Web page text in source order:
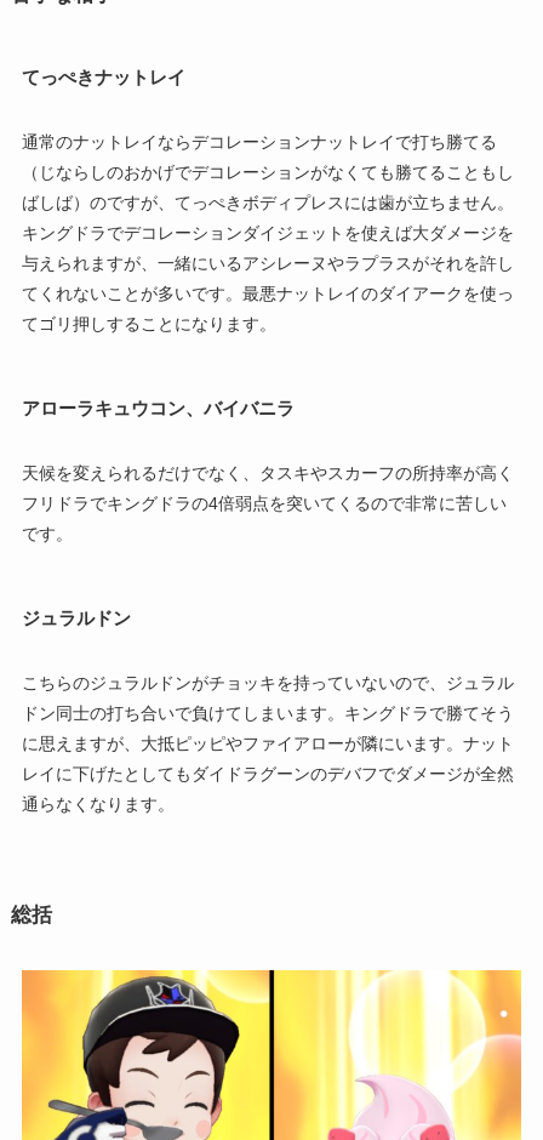
てっぺきナットレイ
通常のナットレイならデコレーションナットレイで打ち勝てる
（じならしのおかげでデコレーションがなくても勝てることもし
ばしば）のですが、てっぺきボディプレスには歯が立ちません。
キングドラでデコレーションダイジェットを使えば大ダメージを
与えられますが、一緒にいるアシレーヌやラプラスがそれを許し
てくれないことが多いです。最悪ナットレイのダイアークを使っ
てゴリ押しすることになります。
アローラキュウコン、バイバニラ
天候を変えられるだけでなく、タスキやスカーフの所持率が高く
フリドラでキングドラの4倍弱点を突いてくるので非常に苦しい
です。
ジュラルドン
こちらのジュラルドンがチョッキを持っていないので、ジュラル
ドン同士の打ち合いで負けてしまいます。キングドラで勝てそう
に思えますが、大抵ピッピやファイアローが隣にいます。ナット
レイに下げたとしてもダイドラグーンのデバフでダメージが全然
通らなくなります。
総括